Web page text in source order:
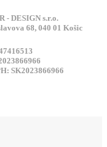
- DESIGN s.r.o.
68, 040 01 Košic
SK2023866966